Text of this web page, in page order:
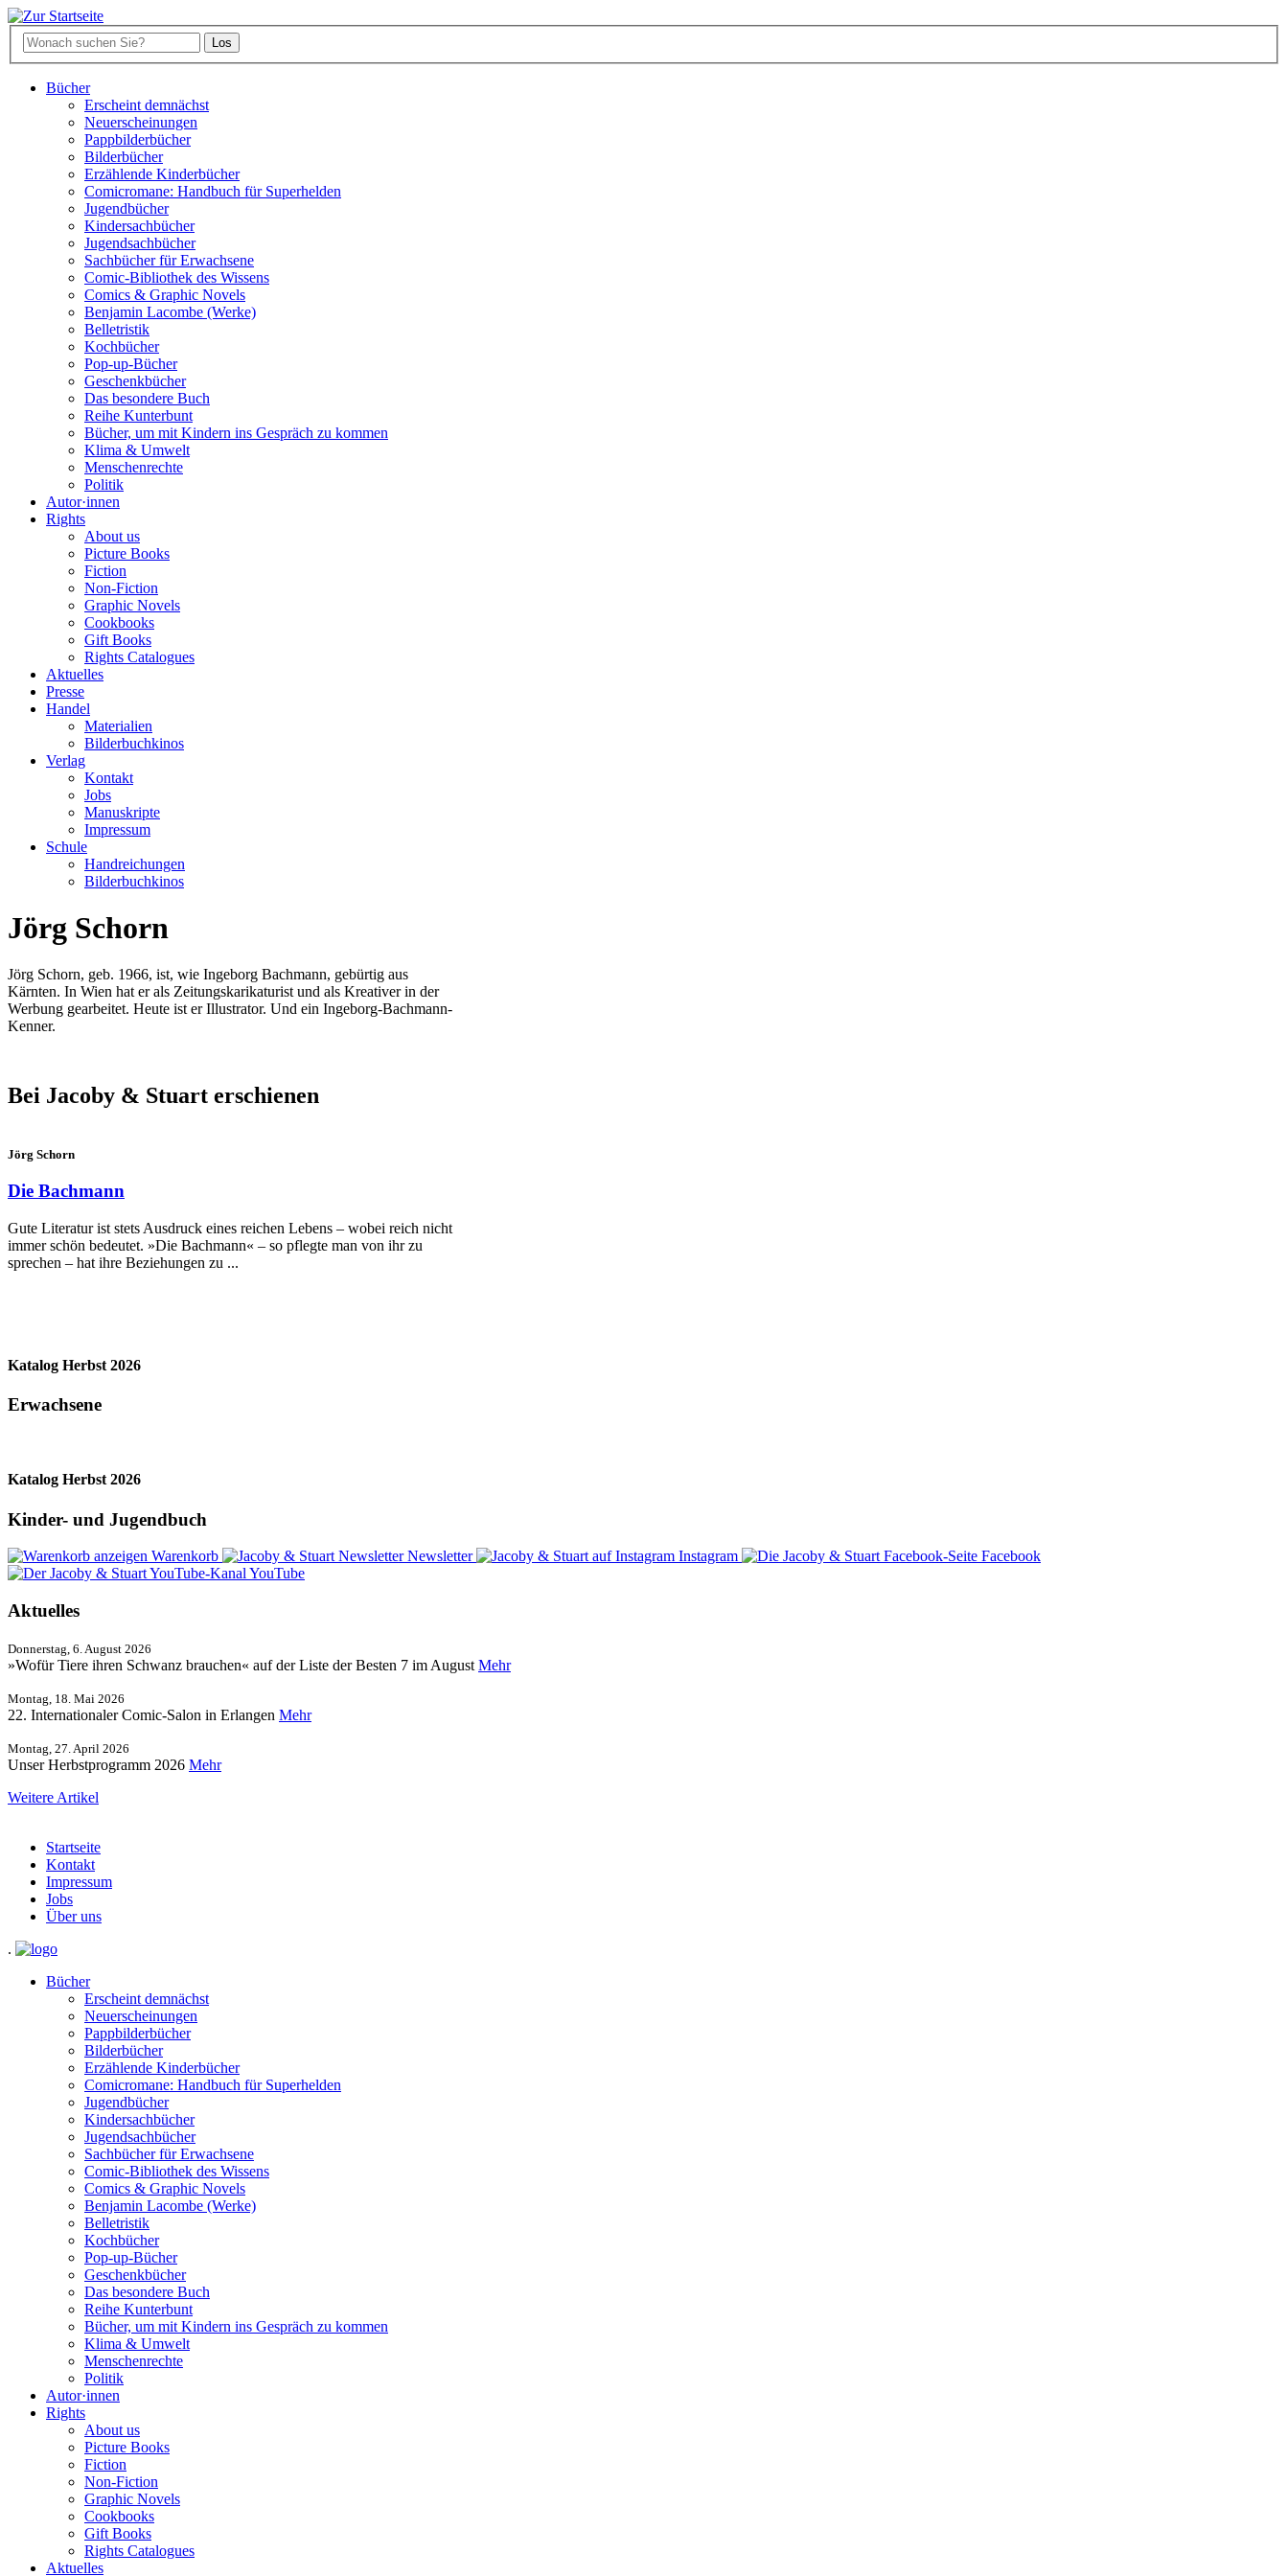
Bücher
Erscheint demnächst
Neuerscheinungen
Pappbilderbücher
Bilderbücher
Erzählende Kinderbücher
Comicromane: Handbuch für Superhelden
Jugendbücher
Kindersachbücher
Jugendsachbücher
Sachbücher für Erwachsene
Comic-Bibliothek des Wissens
Comics & Graphic Novels
Benjamin Lacombe (Werke)
Belletristik
Kochbücher
Pop-up-Bücher
Geschenkbücher
Das besondere Buch
Reihe Kunterbunt
Bücher, um mit Kindern ins Gespräch zu kommen
Klima & Umwelt
Menschenrechte
Politik
Autor·innen
Rights
About us
Picture Books
Fiction
Non-Fiction
Graphic Novels
Cookbooks
Gift Books
Rights Catalogues
Aktuelles
Presse
Handel
Materialien
Bilderbuchkinos
Verlag
Kontakt
Jobs
Manuskripte
Impressum
Schule
Handreichungen
Bilderbuchkinos
Jörg Schorn
Jörg Schorn, geb. 1966, ist, wie Ingeborg Bachmann, gebürtig aus
Kärnten. In Wien hat er als Zeitungskarikaturist und als Kreativer in der
Werbung gearbeitet. Heute ist er Illustrator. Und ein Ingeborg-Bachmann-
Kenner.
Bei Jacoby & Stuart erschienen
Jörg Schorn
Die Bachmann
Gute Literatur ist stets Ausdruck eines reichen Lebens – wobei reich nicht
immer schön bedeutet. »Die Bachmann« – so pflegte man von ihr zu
sprechen – hat ihre Beziehungen zu ...
Katalog Herbst 2026
Erwachsene
Katalog Herbst 2026
Kinder- und Jugendbuch
Warenkorb Newsletter Instagram
Facebook
YouTube
Aktuelles
Donnerstag, 6. August 2026
»Wofür Tiere ihren Schwanz brauchen« auf der Liste der Besten 7 im August Mehr
Montag, 18. Mai 2026
22. Internationaler Comic-Salon in Erlangen Mehr
Montag, 27. April 2026
Unser Herbstprogramm 2026 Mehr
Weitere Artikel
Startseite
Kontakt
Impressum
Jobs
Über uns
.
Bücher
Erscheint demnächst
Neuerscheinungen
Pappbilderbücher
Bilderbücher
Erzählende Kinderbücher
Comicromane: Handbuch für Superhelden
Jugendbücher
Kindersachbücher
Jugendsachbücher
Sachbücher für Erwachsene
Comic-Bibliothek des Wissens
Comics & Graphic Novels
Benjamin Lacombe (Werke)
Belletristik
Kochbücher
Pop-up-Bücher
Geschenkbücher
Das besondere Buch
Reihe Kunterbunt
Bücher, um mit Kindern ins Gespräch zu kommen
Klima & Umwelt
Menschenrechte
Politik
Autor·innen
Rights
About us
Picture Books
Fiction
Non-Fiction
Graphic Novels
Cookbooks
Gift Books
Rights Catalogues
Aktuelles